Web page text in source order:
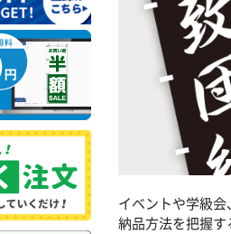
イベントや学級
納品方法を把握す